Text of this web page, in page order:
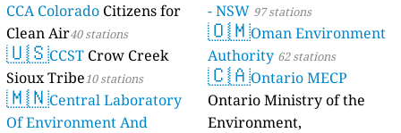
CCA Colorado Citizens for
Clean Air40 stations
🇺🇸CCST Crow Creek
Sioux Tribe10 stations
🇲🇳Central Laboratory
Of Environment And
- NSW 97 stations
🇴🇲Oman Environment
Authority 62 stations
🇨🇦Ontario MECP
Ontario Ministry of the
Environment,